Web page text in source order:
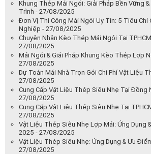
Khung Thép Mái Ngói: Giải Pháp Bền Vững &
Trình - 27/08/2025
Đơn Vị Thi Công Mái Ngói Uy Tín: 5 Tiêu Chí
Nghiệp - 27/08/2025
Chuyên Nhận Kèo Thép Mái Ngói Tại
27/08/2025
Mái Ngói & Giải Pháp Khung Kèo Thép Lợp
27/08/2025
Dự Toán Mái Nhà Trọn Gói Chi Phí Vật Liệu
27/08/2025
Cung Cấp Vật Liệu Thép Siêu Nhẹ Tại Đồng
27/08/2025
Cung Cấp Vật Liệu Thép Siêu Nhẹ Tại
27/08/2025
Vật Liệu Thép Siêu Nhẹ Lợp Mái: Ứng Dụng
2025 - 27/08/2025
Vật Liệu Thép Siêu Nhẹ: Ứng Dụng & Ưu
27/08/2025